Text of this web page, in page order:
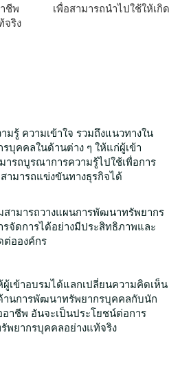
าชีพ เพื่อสามารถนำไปใช้ให้เกิด
จริง
ามรู้ ความเข้าใจ รวมถึงแนวทางใน
บุคคลในด้านต่าง ๆ ให้แก่ผู้เข้า
รถบูรณาการความรู้ไปใช้เพื่อการ
ามารถแข่งขันทางธุรกิจได้
สามารถวางแผนการพัฒนาทรัพยากร
รจัดการได้อย่างมีประสิทธิภาพและ
ต่อองค์กร
ผู้เข้าอบรมได้แลกเปลี่ยนความคิดเห็น
นการพัฒนาทรัพยากรบุคคลกับนัก
อาชีพ อันจะเป็นประโยชน์ต่อการ
พยากรบุคคลอย่างแท้จริง